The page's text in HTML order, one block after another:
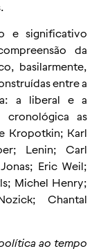
e significativo
da
basilarmente,
entre a
a liberal e a
as
Kropotkin; Karl
Lenin; Carl
Eric Weil;
Michel Henry;
Chantal
ao tempo